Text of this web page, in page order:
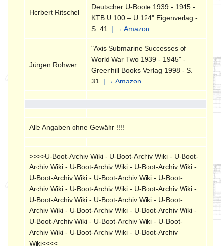
Herbert Ritschel
Deutscher U-Boote 1939 - 1945 -
KTB U 100 – U 124" Eigenverlag -
S. 41. | → Amazon
Jürgen Rohwer
"Axis Submarine Successes of
World War Two 1939 - 1945" -
Greenhill Books Verlag 1998 - S.
31. | → Amazon
Alle Angaben ohne Gewähr !!!!
>>>>U-Boot-Archiv Wiki - U-Boot-Archiv Wiki - U-Boot-
Archiv Wiki - U-Boot-Archiv Wiki - U-Boot-Archiv Wiki -
U-Boot-Archiv Wiki - U-Boot-Archiv Wiki - U-Boot-
Archiv Wiki - U-Boot-Archiv Wiki - U-Boot-Archiv Wiki -
U-Boot-Archiv Wiki - U-Boot-Archiv Wiki - U-Boot-
Archiv Wiki - U-Boot-Archiv Wiki - U-Boot-Archiv Wiki -
U-Boot-Archiv Wiki - U-Boot-Archiv Wiki - U-Boot-
Archiv Wiki - U-Boot-Archiv Wiki - U-Boot-Archiv
Wiki<<<<